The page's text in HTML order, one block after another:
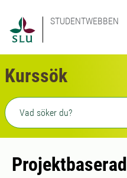
STUDENTWEBBEN
Kurssök
Fritext sökning
Projektbaserad